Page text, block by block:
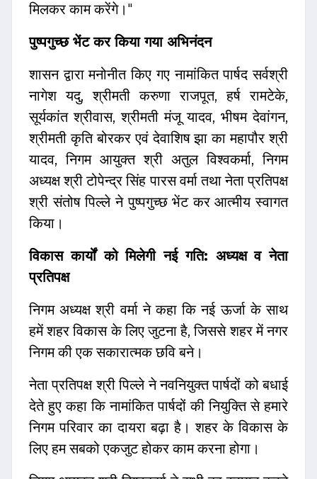
मिलकर काम करेंगे।"
पुष्पगुच्छ भेंट कर किया गया अभिनंदन
शासन द्वारा मनोनीत किए गए नामांकित पार्षद सर्वश्री
नागेश यदु, श्रीमती करुणा राजपूत, हर्ष रामटेके,
सूर्यकांत श्रीवास, श्रीमती मंजू यादव, भीषम देवांगन,
श्रीमती कृति बोरकर एवं देवाशिष झा का महापौर श्री
यादव, निगम आयुक्त श्री अतुल विश्वकर्मा, निगम
अध्यक्ष श्री टोपेन्द्र सिंह पारस वर्मा तथा नेता प्रतिपक्ष
श्री संतोष पिल्ले ने पुष्पगुच्छ भेंट कर आत्मीय स्वागत
किया।
विकास कार्यों को मिलेगी नई गति: अध्यक्ष व नेता
प्रतिपक्ष
निगम अध्यक्ष श्री वर्मा ने कहा कि नई ऊर्जा के साथ
हमें शहर विकास के लिए जुटना है, जिससे शहर में नगर
निगम की एक सकारात्मक छवि बने।
नेता प्रतिपक्ष श्री पिल्ले ने नवनियुक्त पार्षदों को बधाई
देते हुए कहा कि नामांकित पार्षदों की नियुक्ति से हमारे
निगम परिवार का दायरा बढ़ा है। शहर के विकास के
लिए हम सबको एकजुट होकर काम करना होगा।